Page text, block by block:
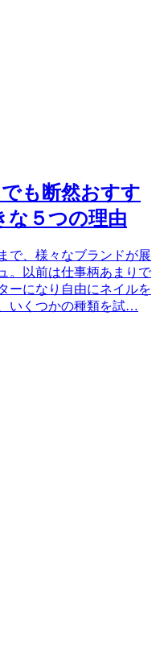
も断然おすす
な５つの理由
で、様々なブランドが展
。以前は仕事柄あまりで
ーになり自由にネイルを
いくつかの種類を試…